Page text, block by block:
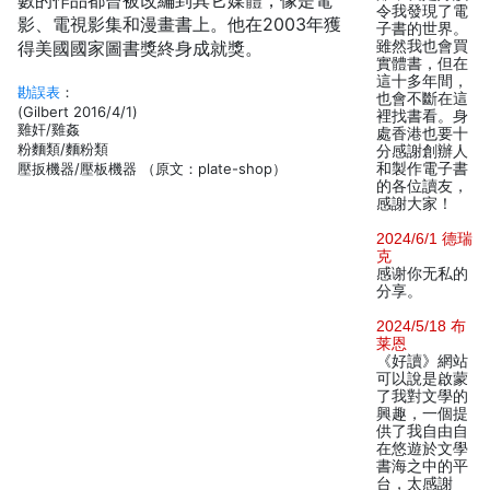
影、電視影集和漫畫書上。他在2003年獲
得美國國家圖書獎終身成就獎。
勘誤表 ：
(Gilbert 2016/4/1)
雞奸/雞姦
粉麵類/麵粉類
壓扳機器/壓板機器 （原文：plate-shop）
令我發現了電
子書的世界。
雖然我也會買
實體書，但在
這十多年間，
也會不斷在這
裡找書看。身
處香港也要十
分感謝創辦人
和製作電子書
的各位讀友，
感謝大家！
2024/6/1 德瑞
克
感谢你无私的
分享。
2024/5/18 布
莱恩
《好讀》網站
可以說是啟蒙
了我對文學的
興趣，一個提
供了我自由自
在悠遊於文學
書海之中的平
台，太感謝